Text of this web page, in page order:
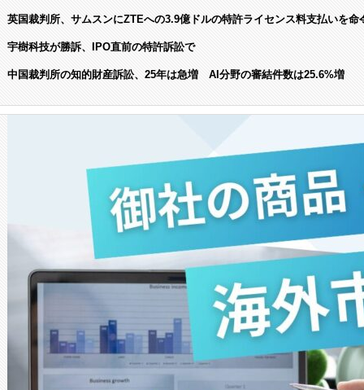
英国裁判所、サムスンにZTEへの3.9億ドルの特許ライセンス料支払いを命
宇樹科技が勝訴、IPO直前の特許訴訟で
中国裁判所の知的財産訴訟、25年は急増 AI分野の審結件数は25.6%増